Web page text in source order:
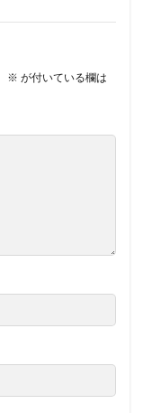
※ が付いている欄は